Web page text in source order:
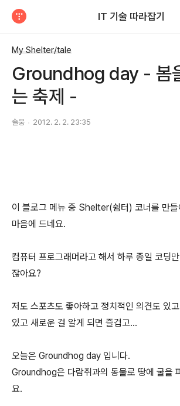
IT 기술 따라잡기
My Shelter/tale
Groundhog day - 봄
는 축제 -
솔웅 2012. 2. 2. 23:35
이 블로그 메뉴 중 Shelter(쉼터) 코너를 만들
마음에 드네요.
컴퓨터 프로그래머라고 해서 하루 종일 코딩
잖아요?
저도 스포츠도 좋아하고 정치적인 의견도 있
있고 새로운 걸 알게 되면 즐겁고...
오늘은 Groundhog day 입니다.
Groundhog은 다람쥐과의 동물로 땅에 굴을
요.